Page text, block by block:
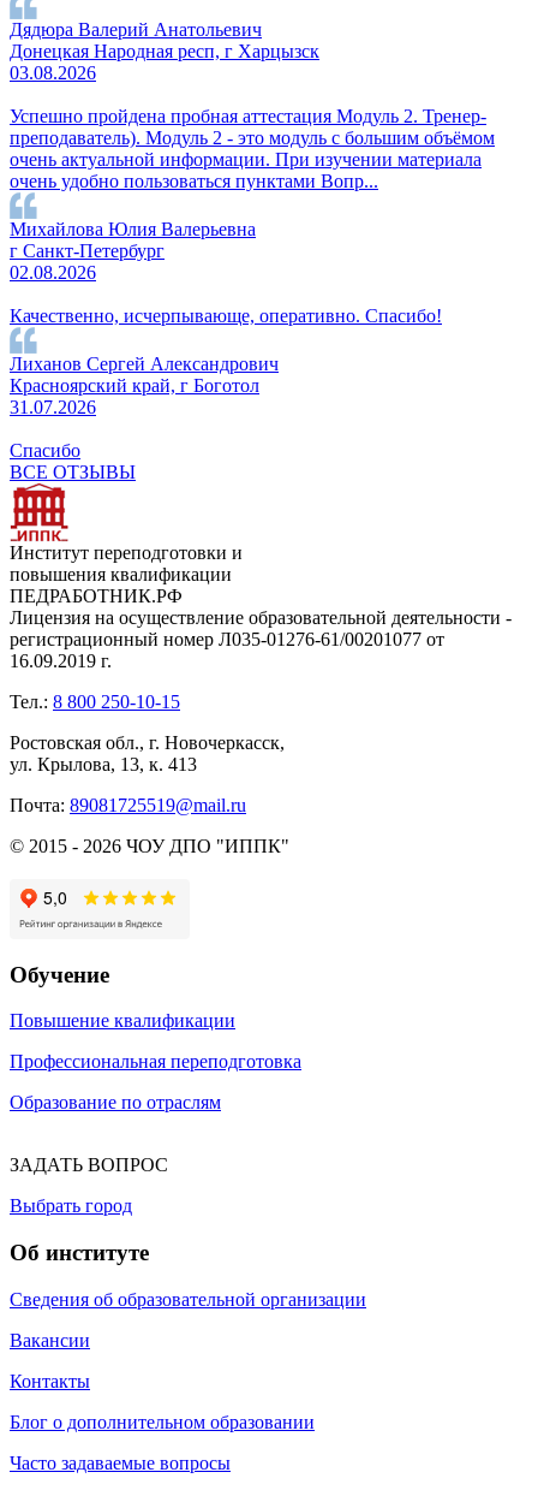
Дядюра Валерий Анатольевич
Донецкая Народная респ, г Харцызск
03.08.2026
Успешно пройдена пробная аттестация Модуль 2. Тренер-
преподаватель). Модуль 2 - это модуль с большим объёмом
очень актуальной информации. При изучении материала
очень удобно пользоваться пунктами Вопр...
Михайлова Юлия Валерьевна
г Санкт-Петербург
02.08.2026
Качественно, исчерпывающе, оперативно. Спасибо!
Лиханов Сергей Александрович
Красноярский край, г Боготол
31.07.2026
Спасибо
ВСЕ ОТЗЫВЫ
Институт переподготовки и
повышения квалификации
ПЕДРАБОТНИК.РФ
Лицензия на осуществление образовательной деятельности -
регистрационный номер Л035-01276-61/00201077 от
16.09.2019 г.
Тел.: 8 800 250-10-15
Ростовская обл., г. Новочеркасск,
ул. Крылова, 13, к. 413
Почта: 89081725519@mail.ru
© 2015 - 2026 ЧОУ ДПО "ИППК"
Обучение
Повышение квалификации
Профессиональная переподготовка
Образование по отраслям
ЗАДАТЬ ВОПРОС
Выбрать город
Об институте
Сведения об образовательной организации
Вакансии
Контакты
Блог о дополнительном образовании
Часто задаваемые вопросы